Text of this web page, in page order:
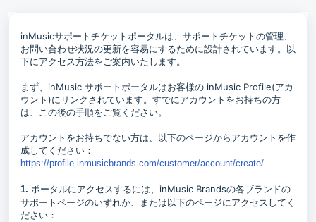
inMusicサポートチケットポータルは、サポートチケットの管理、
お問い合わせ状況の更新を容易にするために設計されています。以
下にアクセス方法をご案内いたします。
まず、inMusic サポートポータルはお客様の inMusic Profile(アカ
ウント)にリンクされています。すでにアカウントをお持ちの方
は、この後の手順をご覧ください。
アカウントをお持ちでない方は、以下のページからアカウントを作
成してください：
https://profile.inmusicbrands.com/customer/account/create/
1. ポータルにアクセスするには、inMusic Brandsの各ブランドの
サポートページのいずれか、または以下のページにアクセスしてく
ださい：